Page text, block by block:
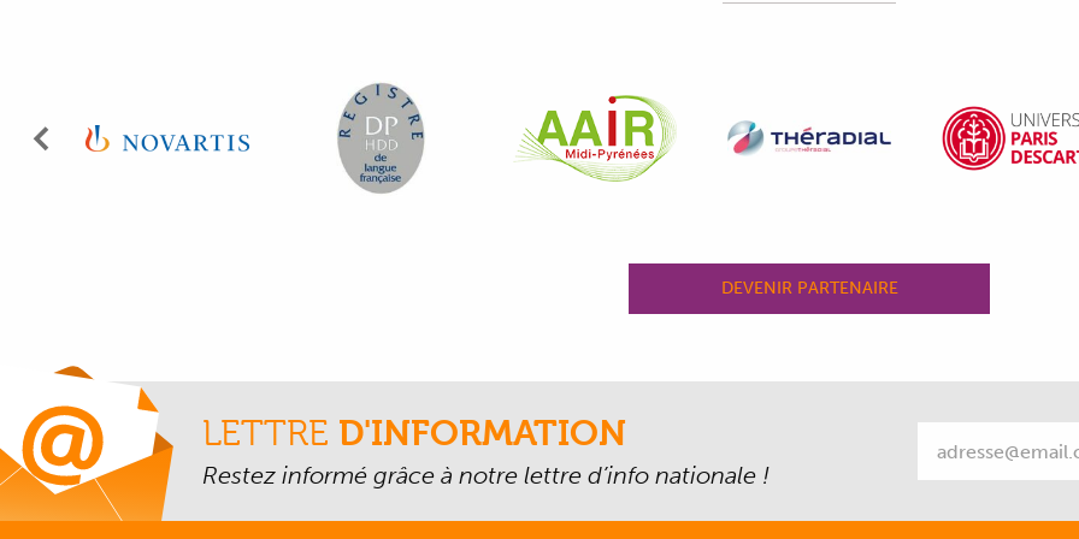
Précédent
DEVENIR PARTENAIRE
LETTRE D'INFORMATION
Restez informé grâce à notre lettre d’info nationale !